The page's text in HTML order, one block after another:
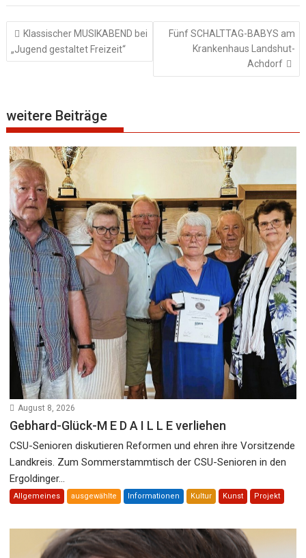
Beitragsnavigation
Klassischer MUSIKABEND bei
„Jugend gestaltet Freizeit“
Fünf SCHALTTAG-BABYS am
Krankenhaus Landshut-
Achdorf
weitere Beiträge
August 8, 2026
Gebhard-Glück-M E D A I L L E verliehen
CSU-Senioren diskutieren Reformen und ehren ihre Vorsitzende
Landkreis. Zum Sommerstammtisch der CSU-Senioren in den
Ergoldinger...
Allgemeines ausgewählte Informationen Kultur Kunst Projekt